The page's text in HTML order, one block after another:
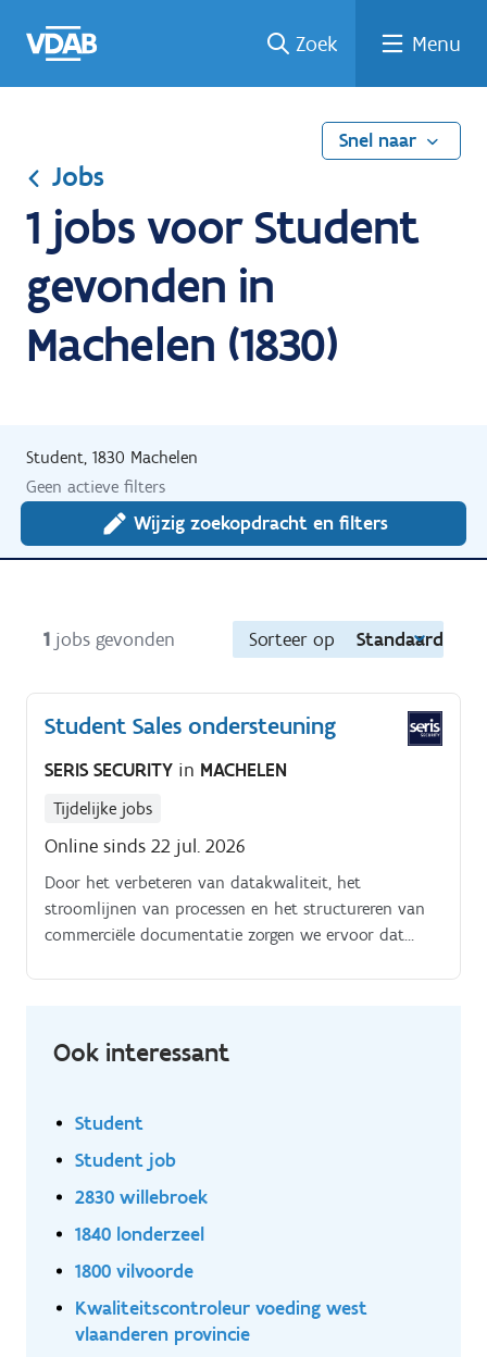
naar
een
een
job
naar
Zoek Menu
Snel naar
Jobs
1 jobs voor Student
gevonden in
Machelen (1830)
Student, 1830 Machelen
Geen actieve filters
Wijzig zoekopdracht en filters
1 jobs gevonden Sorteer op Standaard
Student Sales ondersteuning
SERIS SECURITY in MACHELEN
Tijdelijke jobs
Online sinds 22 jul. 2026
Door het verbeteren van datakwaliteit, het
stroomlijnen van processen en het structureren van
commerciële documentatie zorgen we ervoor dat
klanten optimaal kunnen bedienen. Voor ons Sales
zoeken we een gemotiveerde jobstudenten die ons
tijdens de vakantieperiode ondersteunt bij diverse
procesoptimalisatie.
Ook interessant
Student
Student job
2830 willebroek
1840 londerzeel
1800 vilvoorde
Kwaliteitscontroleur voeding west
vlaanderen provincie